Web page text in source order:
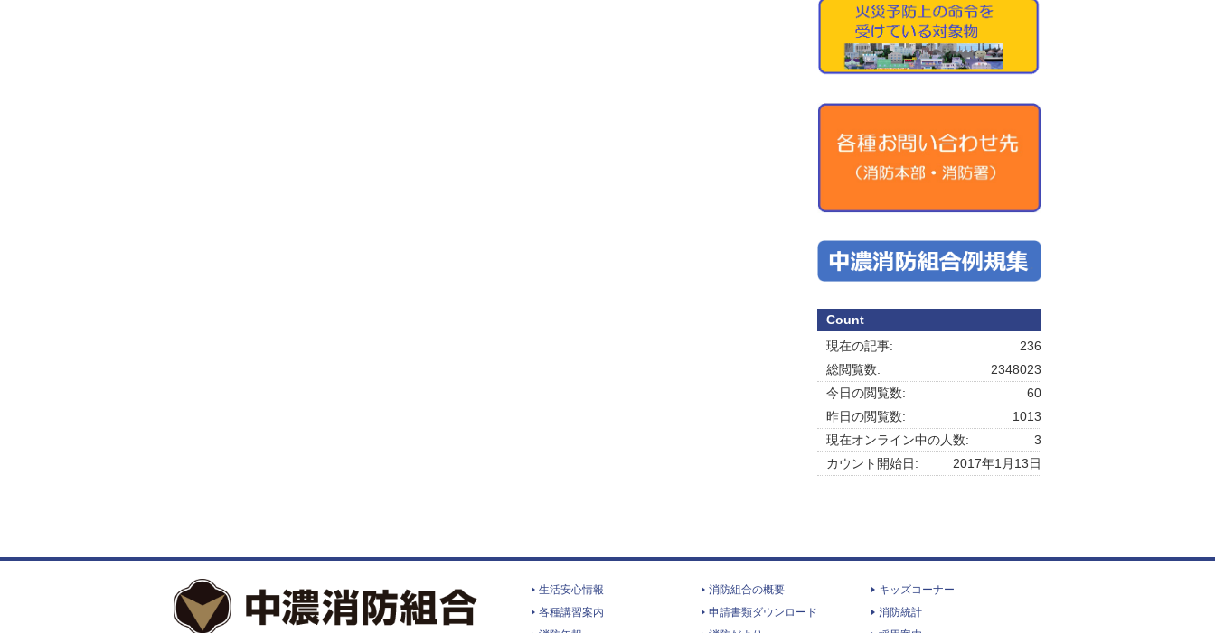
Count
236
現在の記事:
2348023
総閲覧数:
60
今日の閲覧数:
1013
昨日の閲覧数:
3
現在オンライン中の人数:
2017年1月13日
カウント開始日:
生活安心情報 消防組合の概要
キッズコーナー
各種講習案内
申請書類ダウンロード
消防統計